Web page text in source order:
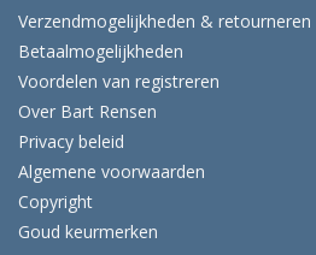
Verzendmogelijkheden & retourneren
Betaalmogelijkheden
Voordelen van registreren
Over Bart Rensen
Privacy beleid
Algemene voorwaarden
Copyright
Goud keurmerken